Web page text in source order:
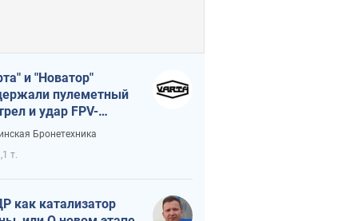
и "Новатор"
пулеметный
и удар FPV-
сохранив жизнь
Бронетехника
т.
как катализатор